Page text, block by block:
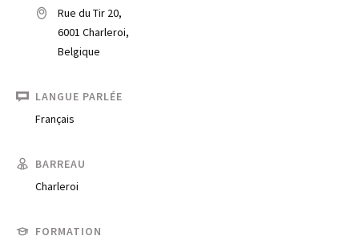
Rue du Tir 20,
6001 Charleroi,
Belgique
LANGUE PARLÉE
Français
BARREAU
Charleroi
FORMATION